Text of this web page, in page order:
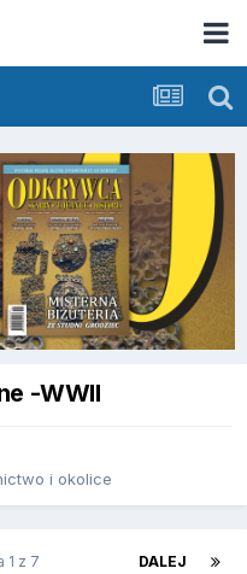
-WWII
i okolice
DALEJ
1 z 7